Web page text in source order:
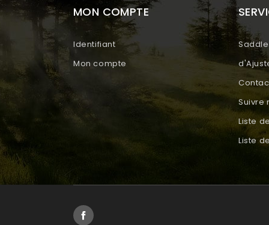
MON COMPTE
Identifiant
Mon compte
Suivre
Liste
Liste